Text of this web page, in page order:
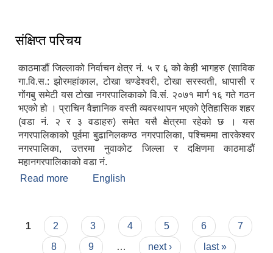
संक्षिप्त परिचय
काठमाडौं जिल्लाको निर्वाचन क्षेत्र नं. ५ र ६ को केही भागहरु (साविक
गा.वि.स.: झोरमहांकाल, टोखा चण्डेश्वरी, टोखा सरस्वती, धापासी र
गोंगबु समेटी यस टोखा नगरपालिकाको वि.सं. २०७१ मार्ग १६ गते गठन
भएको हो । प्राचिन वैज्ञानिक वस्ती व्यवस्थापन भएको ऐतिहासिक शहर
(वडा नं. २ र ३ वडाहरु) समेत यसै क्षेत्रमा रहेको छ । यस
नगरपालिकाको पूर्वमा बुढानिलकण्ठ नगरपालिका, पश्चिममा तारकेश्वर
नगरपालिका, उत्तरमा नुवाकोट जिल्ला र दक्षिणमा काठमाडौं
महानगरपालिकाको वडा नं.
Read more about संक्षिप्त परिचय
English
Pages
1 2 3 4 5 6
7
8
9 … next › last »